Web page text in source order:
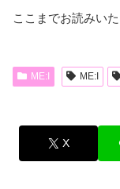
ここまでお読みい
ME:I ME:I
X